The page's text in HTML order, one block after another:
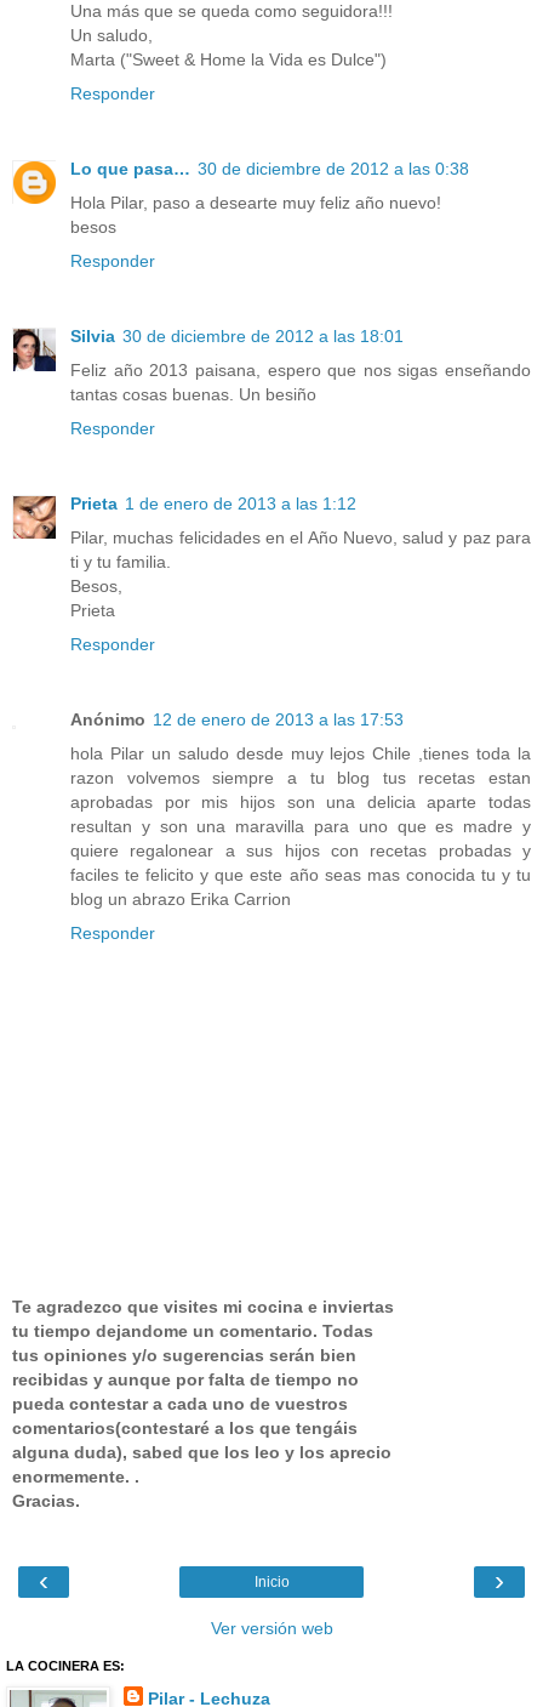
Una más que se queda como seguidora!!!
Un saludo,
Marta ("Sweet & Home la Vida es Dulce")
Responder
Lo que pasa… 30 de diciembre de 2012 a las 0:38
Hola Pilar, paso a desearte muy feliz año nuevo!
besos
Responder
Silvia 30 de diciembre de 2012 a las 18:01
Feliz año 2013 paisana, espero que nos sigas enseñando
tantas cosas buenas. Un besiño
Responder
Prieta 1 de enero de 2013 a las 1:12
Pilar, muchas felicidades en el Año Nuevo, salud y paz para
ti y tu familia.
Besos,
Prieta
Responder
Anónimo 12 de enero de 2013 a las 17:53
hola Pilar un saludo desde muy lejos Chile ,tienes toda la
razon volvemos siempre a tu blog tus recetas estan
aprobadas por mis hijos son una delicia aparte todas
resultan y son una maravilla para uno que es madre y
quiere regalonear a sus hijos con recetas probadas y
faciles te felicito y que este año seas mas conocida tu y tu
blog un abrazo Erika Carrion
Responder
Te agradezco que visites mi cocina e inviertas
tu tiempo dejandome un comentario. Todas
tus opiniones y/o sugerencias serán bien
recibidas y aunque por falta de tiempo no
pueda contestar a cada uno de vuestros
comentarios(contestaré a los que tengáis
alguna duda), sabed que los leo y los aprecio
enormemente. .
Gracias.
‹ ›
Inicio
Ver versión web
LA COCINERA ES:
Pilar - Lechuza